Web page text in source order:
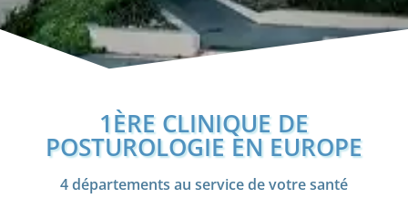
1ÈRE CLINIQUE DE
POSTUROLOGIE EN EUROPE
4 départements au service de votre santé